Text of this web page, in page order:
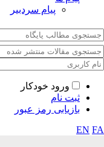
پیام سردبیر
ورود خودکار
ثبت نام
بازیابی رمز عبور
EN FA